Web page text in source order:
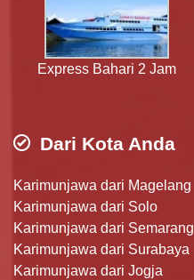
Express Bahari 2 Jam
Dari Kota Anda
Karimunjawa dari Magelang
Karimunjawa dari Solo
Karimunjawa dari Semarang
Karimunjawa dari Surabaya
Karimunjawa dari Jogja